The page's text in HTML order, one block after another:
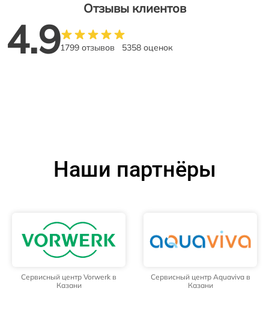
Отзывы клиентов
4.91799 отзывов 5358 оценок
Наши партнёры
Сервисный центр Vorwerk в
Казани
Сервисный центр Aquaviva в
Казани